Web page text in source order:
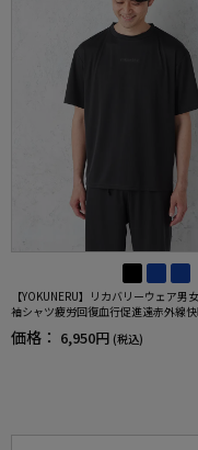
【YOKUNERU】リカバリーウェア男
袖シャツ疲労回復血行促進遠赤外線快
MIX(R)【一般医療機器】SS～LLサイズ
価格： 6,950円 (税込)